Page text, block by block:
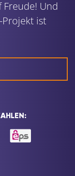
Und
ist